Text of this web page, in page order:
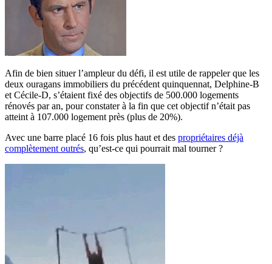
Afin de bien situer l’ampleur du défi, il est utile de rappeler que les
deux ouragans immobiliers du précédent quinquennat, Delphine-B
et Cécile-D, s’étaient fixé des objectifs de 500.000 logements
rénovés par an, pour constater à la fin que cet objectif n’était pas
atteint à 107.000 logement près (plus de 20%).
Avec une barre placé 16 fois plus haut et des propriétaires déjà
complètement outrés, qu’est-ce qui pourrait mal tourner ?